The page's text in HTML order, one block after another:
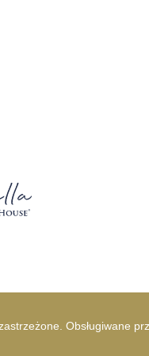
Obsługiwane